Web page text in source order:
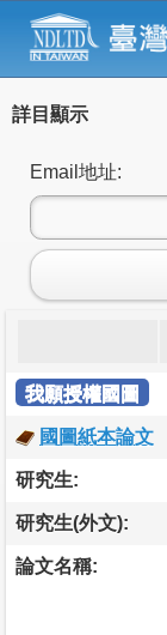
詳目顯示
Email地址:
我願授權國圖
國圖紙本論文
研究生:
研究生(外文):
論文名稱: